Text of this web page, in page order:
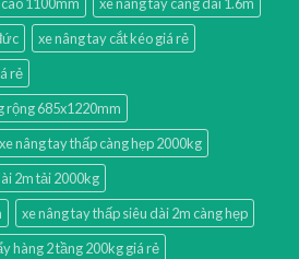
1100mm
xe nâng tay càng dài 1.6m
xe nâng tay cắt kéo giá rẻ
rẻ
rộng 685x1220mm
xe nâng tay thấp càng hẹp 2000kg
2m tải 2000kg
xe nâng tay thấp siêu dài 2m càng hẹp
hàng 2 tầng 200kg giá rẻ